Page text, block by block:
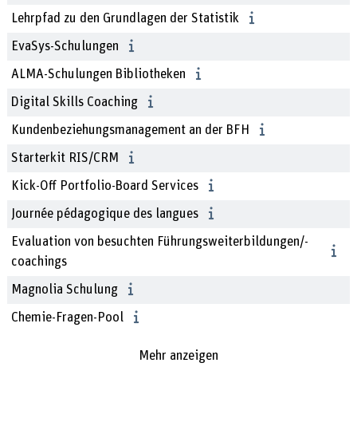
Lehrpfad zu den Grundlagen der Statistik
EvaSys-Schulungen
ALMA-Schulungen Bibliotheken
Digital Skills Coaching
Kundenbeziehungsmanagement an der BFH
Starterkit RIS/CRM
Kick-Off Portfolio-Board Services
Journée pédagogique des langues
Evaluation von besuchten Führungsweiterbildungen/-
coachings
Magnolia Schulung
Chemie-Fragen-Pool
Mehr anzeigen